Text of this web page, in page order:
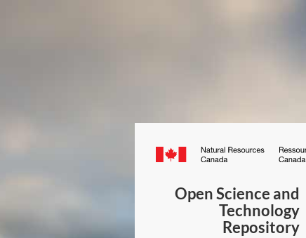
Canada.ca
Open Science and
Technology
Repository